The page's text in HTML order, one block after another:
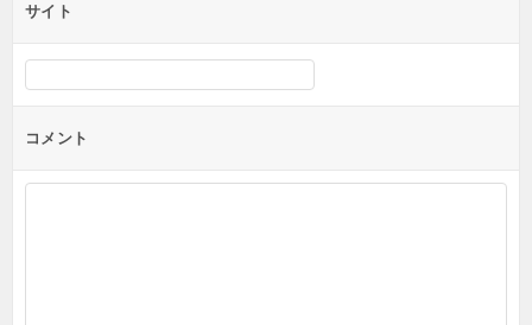
サイト
コメント